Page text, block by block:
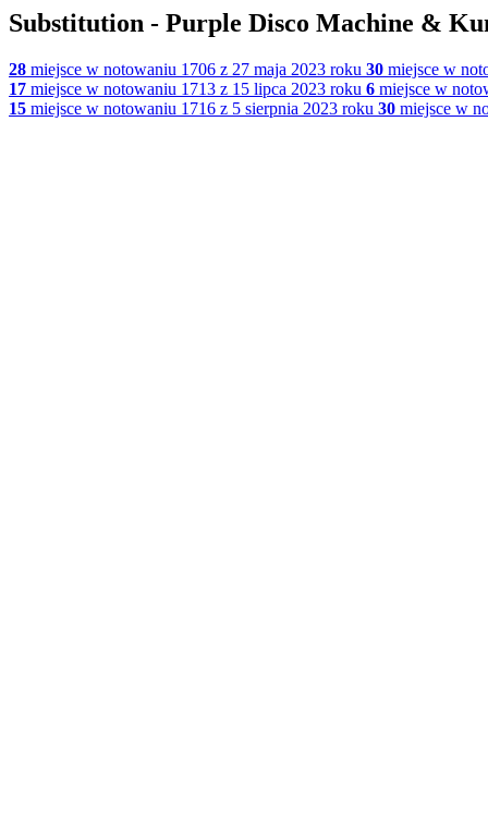
Substitution - Purple Disco Machine &
28 miejsce w notowaniu 1706 z 27 maja 2023 roku 30 miejsce w
17 miejsce w notowaniu 1713 z 15 lipca 2023 roku 6 miejsce w
15 miejsce w notowaniu 1716 z 5 sierpnia 2023 roku 30 miejsce w